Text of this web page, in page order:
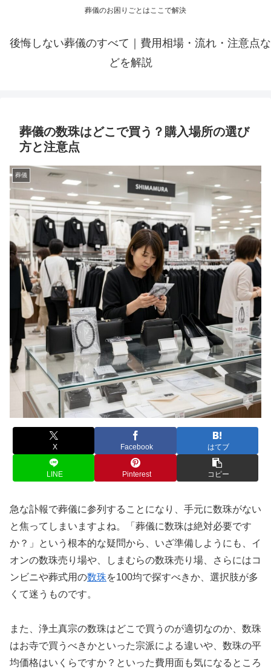
葬儀のお困りごとはここで解決
後悔しない葬儀のすべて｜費用相場・流れ・注意点な
どを解説
葬儀の数珠はどこで買う？購入場所の選び
方と注意点
葬儀
X Facebook はてブ
LINE Pinterest コピー
急な訃報で葬儀に参列することになり、手元に数珠がない
と焦ってしまいますよね。「葬儀に数珠は絶対必要です
か？」という根本的な疑問から、いざ準備しようにも、イ
オンの数珠売り場や、しまむらの数珠売り場、さらにはコ
ンビニや葬式用の数珠を100均で探すべきか、選択肢が多
くて迷うものです。
また、浄土真宗の数珠はどこで買うのが適切なのか、数珠
はお寺で買うべきかといった宗派による違いや、数珠の平
均価格はいくらですか？といった費用面も気になるところ